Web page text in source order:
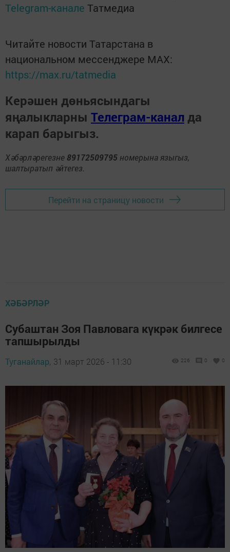
Telegram-канале Татмедиа
Читайте новости Татарстана в
национальном мессенджере MАХ:
https://max.ru/tatmedia
Керәшен дөньясындагы
яңалыкларны Телеграм-канал да
карап барыгыз.
Хәбәрләрегезне 89172509795 номерына языгыз,
шалтыратып әйтегез.
Перейти на страницу новости
ХӘБӘРЛӘР
Субаштан Зоя Павловага күкрәк билгесе
тапшырылды
Туганайлар, 31 март 2026 - 11:30 226 0 0